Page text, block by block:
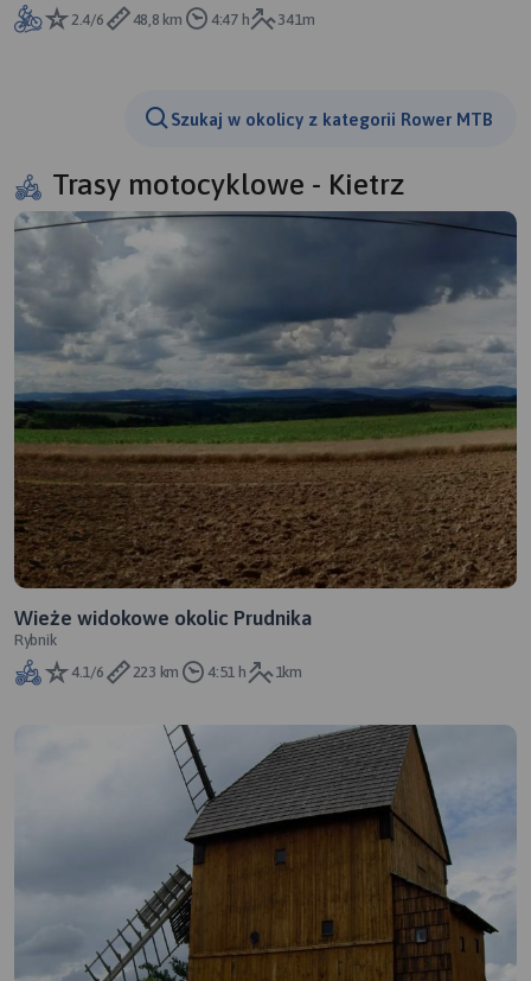
2.4/6 48,8 km 4:47 h 341m
Szukaj w okolicy z kategorii Rower MTB
Trasy motocyklowe - Kietrz
Wieże widokowe okolic Prudnika
Rybnik
4.1/6
223 km 4:51 h 1km